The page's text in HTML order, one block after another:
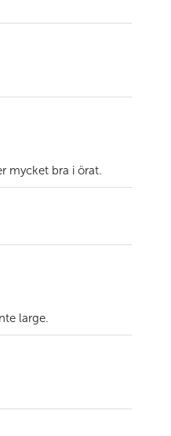
mycket bra i örat.
large.